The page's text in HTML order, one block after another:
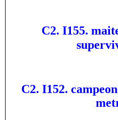
C2. I155.
C2. I152.